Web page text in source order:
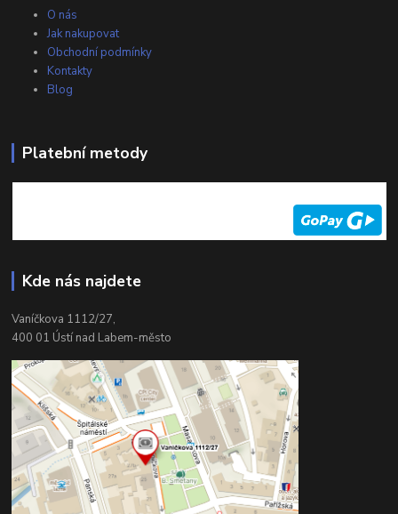
O nás
Jak nakupovat
Obchodní podmínky
Kontakty
Blog
Platební metody
Kde nás najdete
Vaníčkova 1112/27,
400 01 Ústí nad Labem-město